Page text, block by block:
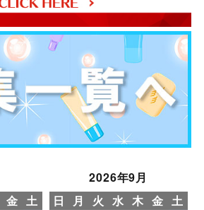
金 土
2026年9月
日
月 火 水 木 金 土